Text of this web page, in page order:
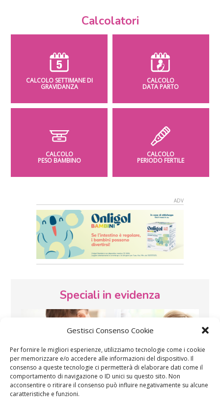
Gestisci Consenso Cookie
Per fornire le migliori esperienze, utilizziamo tecnologie come i cookie
per memorizzare e/o accedere alle informazioni del dispositivo. Il
consenso a queste tecnologie ci permetterà di elaborare dati come il
comportamento di navigazione o ID unici su questo sito. Non
acconsentire o ritirare il consenso può influire negativamente su alcune
caratteristiche e funzioni.
Calcolatori
CALCOLO SETTIMANE DI
GRAVIDANZA
CALCOLO
DATA PARTO
CALCOLO
PESO BAMBINO
CALCOLO
PERIODO FERTILE
Speciali in evidenza
Vaccini SOS Pediatra